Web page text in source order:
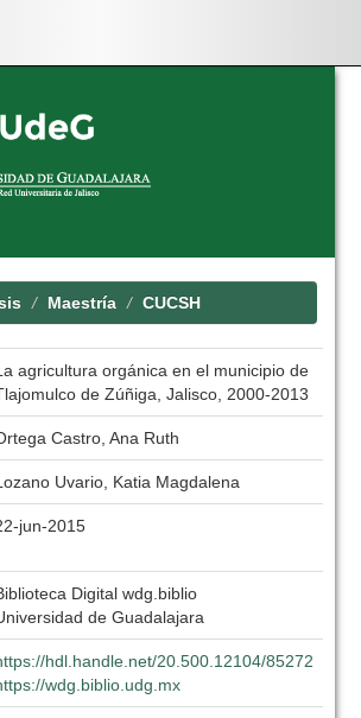
Maestría CUCSH
agricultura orgánica en el municipio de
de Zúñiga, Jalisco, 2000-2013
Castro, Ana Ruth
Uvario, Katia Magdalena
jun-2015
Digital wdg.biblio
de Guadalajara
hdl.handle.net/20.500.12104/85272
wdg.biblio.udg.mx